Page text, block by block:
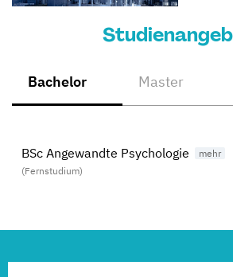
Bachelor Master
BSc Angewandte Psychologie
(Fernstudium)